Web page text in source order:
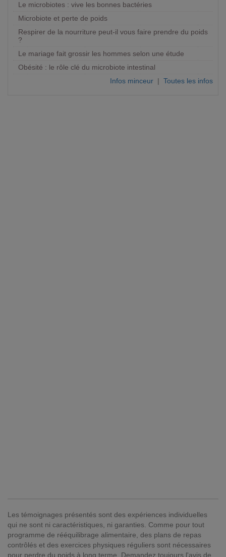
Le microbiotes : vive les bonnes bactéries
Microbiote et perte de poids
Respirer de la nourriture peut-il vous faire prendre du poids
?
Le mariage fait grossir les hommes selon une étude
Obésité : le rôle clé du microbiote intestinal
Infos minceur | Toutes les infos
Les témoignages présentés sont des expériences individuelles
qui ne sont ni caractéristiques, ni garanties. Comme pour tout
programme de rééquilibrage alimentaire, des plans de repas
contrôlés et des exercices physiques réguliers sont nécessaires
pour perdre du poids à long terme. Demandez toujours l'avis de